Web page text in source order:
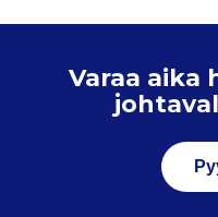
Varaa aika